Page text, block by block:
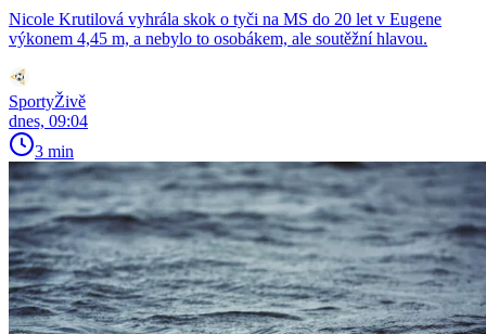
Nicole Krutilová vyhrála skok o tyči na MS do 20 let v Eugene
výkonem 4,45 m, a nebylo to osobákem, ale soutěžní hlavou.
SportyŽivě
dnes, 09:04
3 min